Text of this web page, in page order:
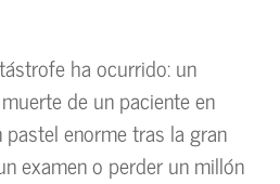
ha ocurrido: un
de un paciente en
enorme tras la gran
examen o perder un millón